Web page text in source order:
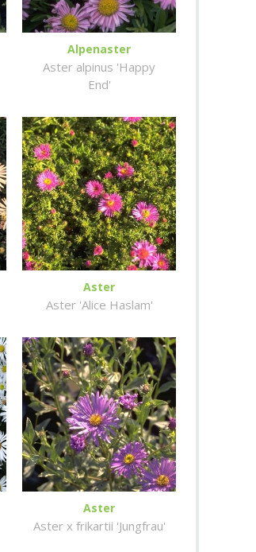
Alpenaster
Aster alpinus 'Happy
End'
Aster
Aster 'Alice Haslam'
Aster
Aster x frikartii 'Jungfrau'